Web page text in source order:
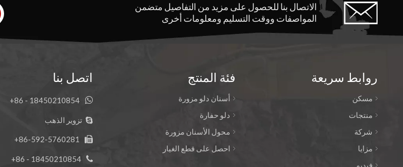
الاتصال بنا للحصول على مزيد من التفاصيل متضمن
المواصفات ووقت التسليم ومعلومات أخرى
روابط سريعة
مسكن
منتجات
شركة
مزايا
فيديو
فئة المنتج
أسنان دلو مزورة
دلو حفارة
محول الأسنان مزورة
احصل على قطع الغيار
اتصل بنا

 تزوير الذهب

